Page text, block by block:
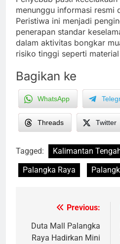
menunggu informasi resmi
Peristiwa ini menjadi
penerapan standar
dalam aktivitas bongkar
risiko tinggi seperti
Bagikan ke
WhatsApp
Threads Twitter
Tagged: Kalimantan
Palangka Raya
navigation
Previous:
Duta Mall Palangka
Raya Hadirkan Mini